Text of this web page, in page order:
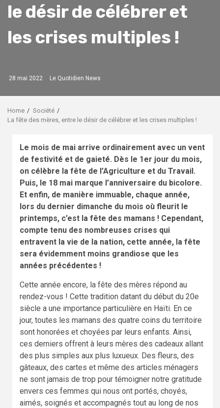
le désir de célébrer et
les crises multiples !
28 mai 2022 Le Quotidien News
Home
Société
La fête des mères, entre le désir de célébrer et les crises multiples !
Le mois de mai arrive ordinairement avec un vent
de festivité et de gaieté. Dès le 1er jour du mois,
on célèbre la fête de l’Agriculture et du Travail.
Puis, le 18 mai marque l’anniversaire du bicolore.
Et enfin, de manière immuable, chaque année,
lors du dernier dimanche du mois où fleurit le
printemps, c’est la fête des mamans ! Cependant,
compte tenu des nombreuses crises qui
entravent la vie de la nation, cette année, la fête
sera évidemment moins grandiose que les
années précédentes !
Cette année encore, la fête des mères répond au
rendez-vous ! Cette tradition datant du début du 20e
siècle a une importance particulière en Haïti. En ce
jour, toutes les mamans des quatre coins du territoire
sont honorées et choyées par leurs enfants. Ainsi,
ces derniers offrent à leurs mères des cadeaux allant
des plus simples aux plus luxueux. Des fleurs, des
gâteaux, des cartes et même des articles ménagers
ne sont jamais de trop pour témoigner notre gratitude
envers ces femmes qui nous ont portés, choyés,
aimés, soignés et accompagnés tout au long de nos